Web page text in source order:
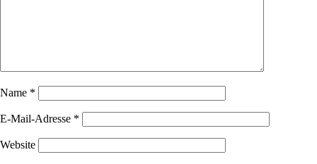
Name *
E-Mail-Adresse *
Website